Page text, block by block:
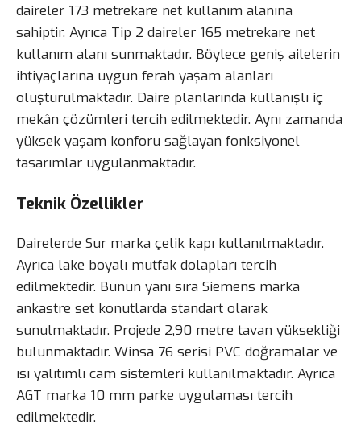
daireler 173 metrekare net kullanım alanına
sahiptir. Ayrıca Tip 2 daireler 165 metrekare net
kullanım alanı sunmaktadır. Böylece geniş ailelerin
ihtiyaçlarına uygun ferah yaşam alanları
oluşturulmaktadır. Daire planlarında kullanışlı iç
mekân çözümleri tercih edilmektedir. Aynı zamanda
yüksek yaşam konforu sağlayan fonksiyonel
tasarımlar uygulanmaktadır.
Teknik Özellikler
Dairelerde Sur marka çelik kapı kullanılmaktadır.
Ayrıca lake boyalı mutfak dolapları tercih
edilmektedir. Bunun yanı sıra Siemens marka
ankastre set konutlarda standart olarak
sunulmaktadır. Projede 2,90 metre tavan yüksekliği
bulunmaktadır. Winsa 76 serisi PVC doğramalar ve
ısı yalıtımlı cam sistemleri kullanılmaktadır. Ayrıca
AGT marka 10 mm parke uygulaması tercih
edilmektedir.